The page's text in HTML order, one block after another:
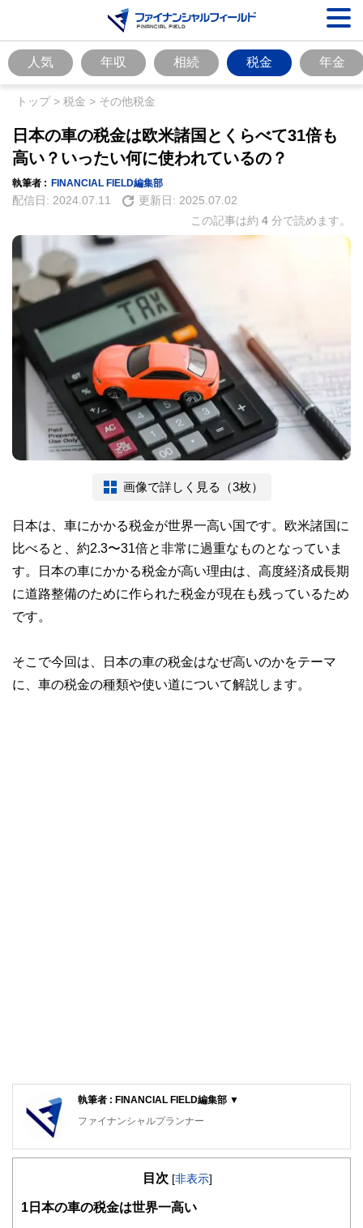
人気 年収 相続 税金 年金
トップ> 税金 > その他税金
日本の車の税金は欧米諸国とくらべて31倍も
高い？いったい何に使われているの？
執筆者 : FINANCIAL FIELD編集部
配信日: 2024.07.11 更新日: 2025.07.02
この記事は約 4 分で読めます。
画像で詳しく見る（3枚）
日本は、車にかかる税金が世界一高い国です。欧米諸国に
比べると、約2.3〜31倍と非常に過重なものとなっていま
す。日本の車にかかる税金が高い理由は、高度経済成長期
に道路整備のために作られた税金が現在も残っているため
です。
そこで今回は、日本の車の税金はなぜ高いのかをテーマ
に、車の税金の種類や使い道について解説します。
執筆者 : FINANCIAL FIELD編集部 ▼
ファイナンシャルプランナー
FinancialField編集部は、金融、経済に関する記事を、日々
知識がない方でも理解できるようわかりやすく発信していま
目次 [非表示]
1 日本の車の税金は世界一高い